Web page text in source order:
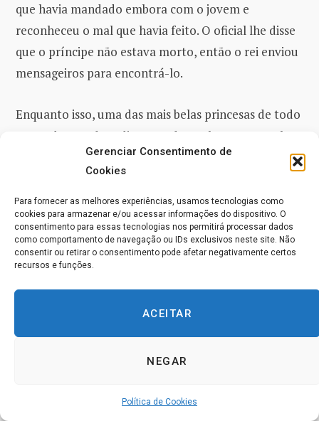
Gerenciar Consentimento de
Cookies
Para fornecer as melhores experiências, usamos tecnologias como
cookies para armazenar e/ou acessar informações do dispositivo. O
consentimento para essas tecnologias nos permitirá processar dados
como comportamento de navegação ou IDs exclusivos neste site. Não
consentir ou retirar o consentimento pode afetar negativamente certos
recursos e funções.
ACEITAR
NEGAR
Política de Cookies
que havia mandado embora com o jovem e
reconheceu o mal que havia feito. O oficial lhe disse
que o príncipe não estava morto, então o rei enviou
mensageiros para encontrá-lo.
Enquanto isso, uma das mais belas princesas de todo
o mundo mandara dizer a todos os lugares que ela
se sentaria em sua casa e qualquer príncipe que
pudesse caminhar direto para ela ao longo de uma
linha traçada no ar por seus feiticeiros, sem se virar
para os lados, deveria ser o seu esposo. Havia um dia
marcado para o concurso.
rápidos de amor para a terra da bela moça. Os seus
mas o jovem príncipe seguiu o desejo de seu coração